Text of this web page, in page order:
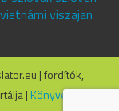
viszajan
| fordítók,
| Könyvelők.hu